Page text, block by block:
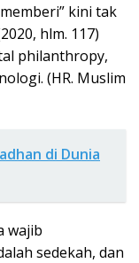
kini tak
hlm. 117)
philanthropy,
(HR. Muslim
di Dunia
wajib
sedekah, dan